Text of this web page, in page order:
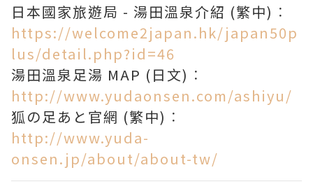
日本國家旅遊局 - 湯田溫泉介紹 (繁中)︰
https://welcome2japan.hk/japan50p
lus/detail.php?id=46
湯田溫泉足湯 MAP (日文)︰
http://www.yudaonsen.com/ashiyu/
狐の足あと官網 (繁中)︰
http://www.yuda-
onsen.jp/about/about-tw/